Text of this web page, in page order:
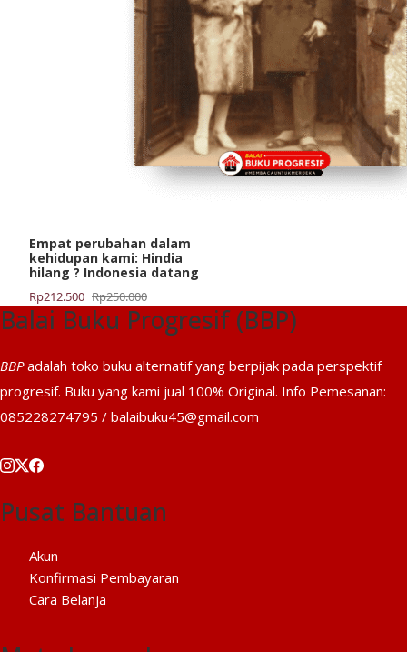
Empat perubahan dalam
kehidupan kami: Hindia
hilang ? Indonesia datang
Rp250.000
Harga
aslinya
adalah:
Rp212.500
Harga
saat
ini
Rp212.500.
Balai Buku Progresif (BBP)
BBPadalah toko buku alternatif yang berpijak pada perspektif
progresif. Buku yang kami jual 100% Original. Info Pemesanan:
085228274795 / balaibuku45@gmail.com
Pusat Bantuan
Akun
Konfirmasi Pembayaran
Cara Belanja